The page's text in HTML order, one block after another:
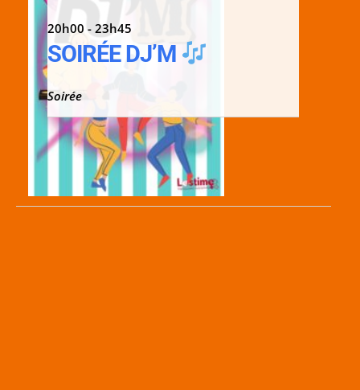
20h00 - 23h45
SOIRÉE DJ’M
Soirée